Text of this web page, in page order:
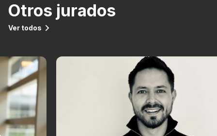
Otros jurados
Ver todos